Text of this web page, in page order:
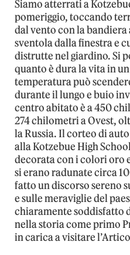
Siamo atterrati a
pomeriggio, toccando
dal vento con la bandiera
sventola dalla finestra e
distrutte nel giardino. Si
quanto è dura la vita in
temperatura può
durante il lungo e buio
centro abitato è a 450
274 chilometri a Ovest,
la Russia. Il corteo di
alla Kotzebue High
decorata con i colori oro
si erano radunate circa
fatto un discorso sereno
e sulle meraviglie del
chiaramente soddisfatto
nella storia come primo
in carica a visitare